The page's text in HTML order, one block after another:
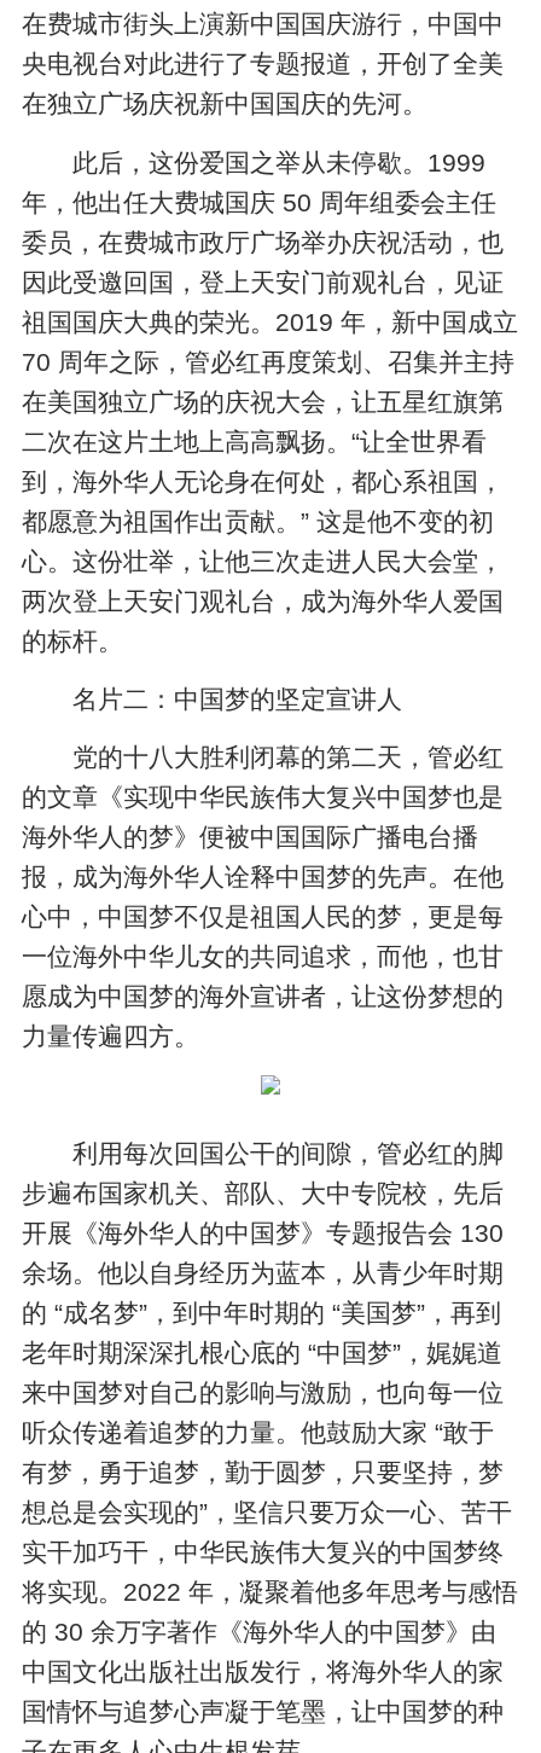
在费城市街头上演新中国国庆游行，中国中
央电视台对此进行了专题报道，开创了全美
在独立广场庆祝新中国国庆的先河。
此后，这份爱国之举从未停歇。1999
年，他出任大费城国庆 50 周年组委会主任
委员，在费城市政厅广场举办庆祝活动，也
因此受邀回国，登上天安门前观礼台，见证
祖国国庆大典的荣光。2019 年，新中国成立
70 周年之际，管必红再度策划、召集并主持
在美国独立广场的庆祝大会，让五星红旗第
二次在这片土地上高高飘扬。“让全世界看
到，海外华人无论身在何处，都心系祖国，
都愿意为祖国作出贡献。” 这是他不变的初
心。这份壮举，让他三次走进人民大会堂，
两次登上天安门观礼台，成为海外华人爱国
的标杆。
名片二：中国梦的坚定宣讲人
党的十八大胜利闭幕的第二天，管必红
的文章《实现中华民族伟大复兴中国梦也是
海外华人的梦》便被中国国际广播电台播
报，成为海外华人诠释中国梦的先声。在他
心中，中国梦不仅是祖国人民的梦，更是每
一位海外中华儿女的共同追求，而他，也甘
愿成为中国梦的海外宣讲者，让这份梦想的
力量传遍四方。
利用每次回国公干的间隙，管必红的脚
步遍布国家机关、部队、大中专院校，先后
开展《海外华人的中国梦》专题报告会 130
余场。他以自身经历为蓝本，从青少年时期
的 “成名梦”，到中年时期的 “美国梦”，再到
老年时期深深扎根心底的 “中国梦”，娓娓道
来中国梦对自己的影响与激励，也向每一位
听众传递着追梦的力量。他鼓励大家 “敢于
有梦，勇于追梦，勤于圆梦，只要坚持，梦
想总是会实现的”，坚信只要万众一心、苦干
实干加巧干，中华民族伟大复兴的中国梦终
将实现。2022 年，凝聚着他多年思考与感悟
的 30 余万字著作《海外华人的中国梦》由
中国文化出版社出版发行，将海外华人的家
国情怀与追梦心声凝于笔墨，让中国梦的种